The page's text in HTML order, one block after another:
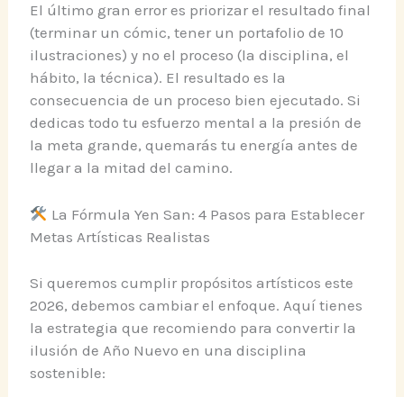
El último gran error es priorizar el resultado final
(terminar un cómic, tener un portafolio de 10
ilustraciones) y no el proceso (la disciplina, el
hábito, la técnica). El resultado es la
consecuencia de un proceso bien ejecutado. Si
dedicas todo tu esfuerzo mental a la presión de
la meta grande, quemarás tu energía antes de
llegar a la mitad del camino.
La Fórmula Yen San: 4 Pasos para Establecer
Metas Artísticas Realistas
Si queremos cumplir propósitos artísticos este
2026, debemos cambiar el enfoque. Aquí tienes
la estrategia que recomiendo para convertir la
ilusión de Año Nuevo en una disciplina
sostenible: